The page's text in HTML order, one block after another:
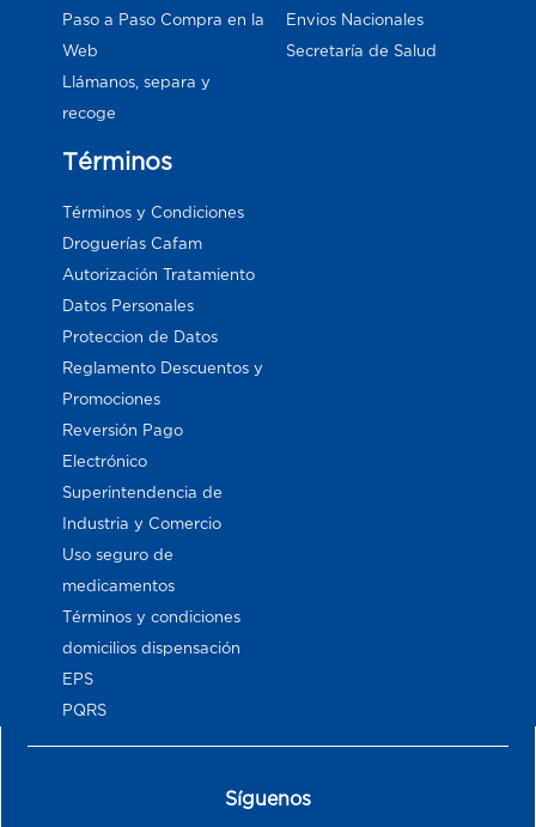
Paso a Paso Compra en la
Web
Llámanos, separa y
recoge
Envios Nacionales
Secretaría de Salud
Términos
Términos y Condiciones
Droguerías Cafam
Autorización Tratamiento
Datos Personales
Proteccion de Datos
Reglamento Descuentos y
Promociones
Reversión Pago
Electrónico
Superintendencia de
Industria y Comercio
Uso seguro de
medicamentos
Términos y condiciones
domicilios dispensación
EPS
PQRS
Síguenos